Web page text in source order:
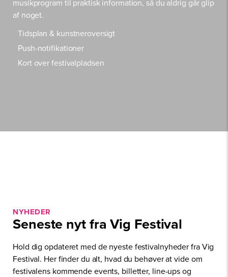
musikprogram til praktisk information, så du aldrig går glip
af noget.
Tidsplan & kunstneroversigt
Push-notifikationer
Kort over festivalpladsen
NYHEDER
Seneste nyt fra Vig Festival
Hold dig opdateret med de nyeste festivalnyheder fra Vig
Festival. Her finder du alt, hvad du behøver at vide om
festivalens kommende events, billetter, line-ups og